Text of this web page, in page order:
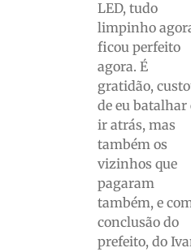
LED, tudo
limpinho
ficou perfeito
agora. É
gratidão,
de eu batalhar
ir atrás, mas
também os
vizinhos que
pagaram
também, e
conclusão do
prefeito, do